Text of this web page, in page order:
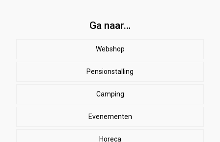
Ga naar…
Webshop
Paard
Beenbeschermers
EHBO
Dekens
Ruiter
Herenkleding
Dames paardrijkleding
Stal
SALE
Pensionstalling
Camping
Evenementen
Horeca